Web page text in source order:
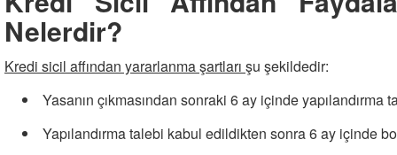
Nelerdir?
Kredi sicil affından yararlanma şartları şu şekildedir:
Yasanın çıkmasından sonraki 6 ay içinde yapılandırma
Yapılandırma talebi kabul edildikten sonra 6 ay içinde